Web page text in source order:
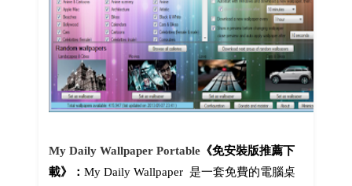
My Daily Wallpaper Portable《免安裝版推薦下
載》： My Daily Wallpaper 是一套免費的電腦桌